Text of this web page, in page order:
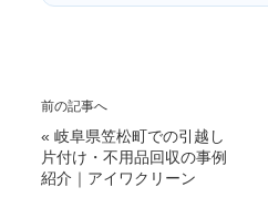
前の記事へ
« 岐阜県笠松町での引越し
片付け・不用品回収の事例
紹介｜アイワクリーン